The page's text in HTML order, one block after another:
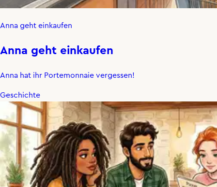
Anna geht einkaufen
Anna geht einkaufen
Anna hat ihr Portemonnaie vergessen!
Geschichte